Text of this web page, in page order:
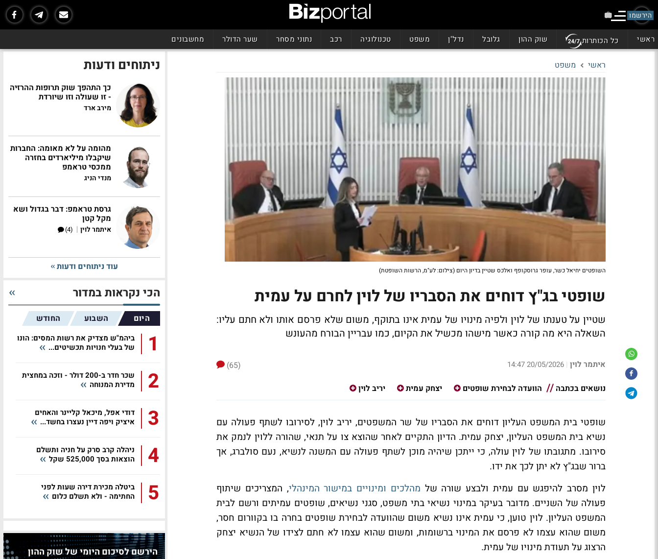
הירשמו
ראשי כל הכותרות שוק ההון גלובל נדל"ן משפט טכנולוגיה רכב נתוני מסחר שער הדולר מחשבונים
ראשי משפט
השופטים יחיאל כשר, עופר גרוסקופף ואלכס שטיין בדיון היום (צילום: לע"מ, הרשות השופטת)
שופטי בג"ץ דוחים את הסבריו של לוין לחרם על עמית
שטיין על טענתו של לוין ולפיה מינויו של עמית אינו בתוקף, משום שלא פרסם אותו ולא חתם עליו:
השאלה היא מה קורה כאשר מישהו מכשיל את הקיום, כמו עבריין הבורח מהעונש
איתמר לוין |
20/05/2026 14:47
(65)
נושאים בכתבה
הוועדה לבחירת שופטים יצחק עמית יריב לוין
שופטי בית המשפט העליון דוחים את הסבריו של שר המשפטים, יריב לוין, לסירובו לשתף פעולה עם
נשיא בית המשפט העליון, יצחק עמית. הדיון התקיים לאחר שהוצא צו על תנאי, שהורה ללוין לנמק את
סירובו. מתגובתו של לוין עולה, כי ייתכן שיהיה מוכן לשתף פעולה עם המשנה לנשיא, נעם סולברג, אך
ברור שבג"ץ לא יתן לכך את ידו.
לוין מסרב להיפגש עם עמית ולבצע שורה של מהלכים ומינויים במישור המינהלי, המצריכים שיתוף
פעולה של השניים. מדובר בעיקר במינוי נשיאי בתי משפט, סגני נשיאים, שופטים עמיתים ורשם לבית
המשפט העליון. לוין טוען, כי עמית אינו נשיא משום שהוועדה לבחירת שופטים בחרה בו בקוורום חסר,
משום שהוא עצמו לא פרסם את המינוי ברשומות, ומשום שהוא עצמו לא חתם לצידו של הנשיא יצחק
הרצוג על תעודת מינויו של עמית.
ניתוחים ודעות
כך התהפך שוק תרופות ההרזיה
- זו שעולה וזו שיורדת
מירב ארד
מהומה על לא מאומה: החברות
שיקבלו מיליארדים בחזרה
ממכסי טראמפ
מנדי הניג
גרסת טראמפ: דבר בגדול ושא
מקל קטן
איתמר לוין |
(4)
עוד ניתוחים ודעות
הכי נקראות במדור
היום השבוע החודש
1
ביהמ"ש מצדיק את רשות המסים: הונו
של בעלי חנויות תכשיטים...
2
שכר חדר ב-200 דולר - וזכה במחצית
מדירת המנוחה
3
דודי אפל, מיכאל קליינר והאחים
איציק ויפה דיין נעצרו בחשד...
4
ניהלה קרב סרק על חניה ותשלם
הוצאות בסך 525,000 שקל
5
ביטלה מכירת דירה שעות לפני
החתימה - ולא תשלם כלום
הירשם לסיכום היומי של שוק ההון